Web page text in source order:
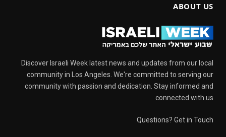
ABOUT US
Discover Israeli Week latest news and updates from our local
community in Los Angeles. We're committed to serving our
community with passion and dedication. Stay informed and
connected with us
Questions? Get in Touch